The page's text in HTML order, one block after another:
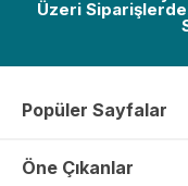
Üzeri
Popüler Sayfalar
Öne Çıkanlar